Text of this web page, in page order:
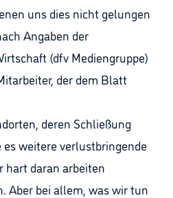
uns dies nicht gelungen
Angaben der
(dfv Mediengruppe)
der dem Blatt
deren Schließung
weitere verlustbringende
hart daran arbeiten
Aber bei allem, was wir tun